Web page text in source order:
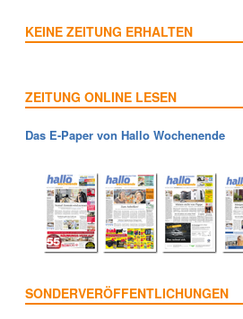
KEINE ZEITUNG ERHALTEN
ZEITUNG ONLINE LESEN
Das E-Paper von Hallo Wochenende
SONDERVERÖFFENTLICHUNGEN